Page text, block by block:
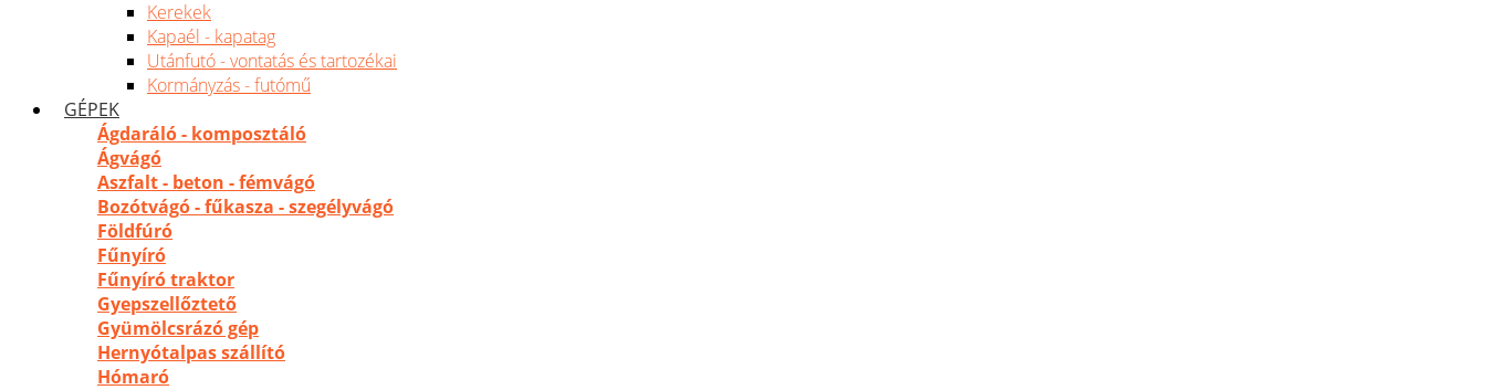
Kerekek
Kapaél - kapatag
Utánfutó - vontatás és tartozékai
Kormányzás - futómű
GÉPEK
Ágdaráló - komposztáló
Ágvágó
Aszfalt - beton - fémvágó
Bozótvágó - fűkasza - szegélyvágó
Földfúró
Fűnyíró
Fűnyíró traktor
Gyepszellőztető
Gyümölcsrázó gép
Hernyótalpas szállító
Hómaró